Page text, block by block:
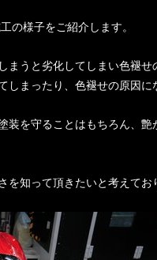
の様子をご紹介します。
うと劣化してしまい色褪せ
まったり、色褪せの原因に
を守ることはもちろん、
知って頂きたいと考えてお